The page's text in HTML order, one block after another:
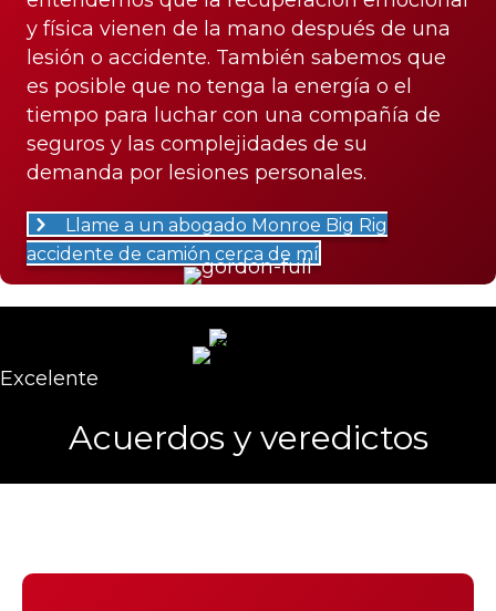
y física vienen de la mano después de una
lesión o accidente. También sabemos que
es posible que no tenga la energía o el
tiempo para luchar con una compañía de
seguros y las complejidades de su
demanda por lesiones personales.
Llame a un abogado Monroe Big Rig
accidente de camión cerca de mí
Excelente
Acuerdos y veredictos